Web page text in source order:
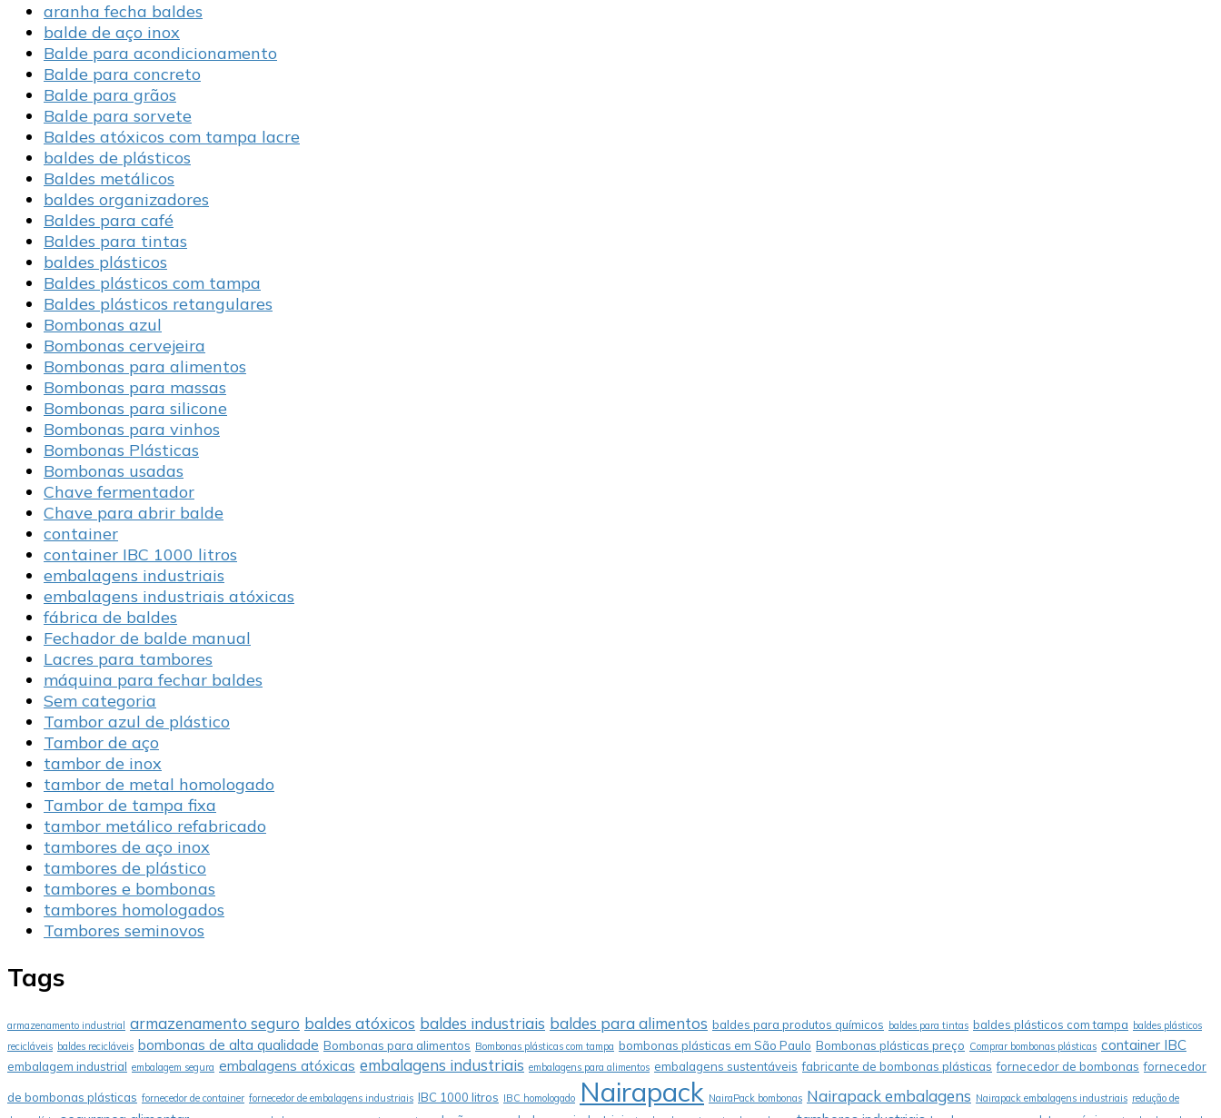
aranha fecha baldes
balde de aço inox
Balde para acondicionamento
Balde para concreto
Balde para grãos
Balde para sorvete
Baldes atóxicos com tampa lacre
baldes de plásticos
Baldes metálicos
baldes organizadores
Baldes para café
Baldes para tintas
baldes plásticos
Baldes plásticos com tampa
Baldes plásticos retangulares
Bombonas azul
Bombonas cervejeira
Bombonas para alimentos
Bombonas para massas
Bombonas para silicone
Bombonas para vinhos
Bombonas Plásticas
Bombonas usadas
Chave fermentador
Chave para abrir balde
container
container IBC 1000 litros
embalagens industriais
embalagens industriais atóxicas
fábrica de baldes
Fechador de balde manual
Lacres para tambores
máquina para fechar baldes
Sem categoria
Tambor azul de plástico
Tambor de aço
tambor de inox
tambor de metal homologado
Tambor de tampa fixa
tambor metálico refabricado
tambores de aço inox
tambores de plástico
tambores e bombonas
tambores homologados
Tambores seminovos
Tags
armazenamento industrial armazenamento seguro baldes atóxicos baldes industriais baldes para alimentos baldes para produtos químicos baldes para tintas baldes plásticos com tampa baldes plásticos
recicláveis baldes recicláveis bombonas de alta qualidade Bombonas para alimentos Bombonas plásticas com tampa bombonas plásticas em São Paulo Bombonas plásticas preço Comprar bombonas plásticas container IBC
embalagem industrial embalagem segura embalagens atóxicas embalagens industriais embalagens para alimentos embalagens sustentáveis fabricante de bombonas plásticas fornecedor de bombonas fornecedor
de bombonas plásticas fornecedor de container fornecedor de embalagens industriais IBC 1000 litros IBC homologado Nairapack NairaPack bombonas Nairapack embalagens Nairapack embalagens industriais redução de